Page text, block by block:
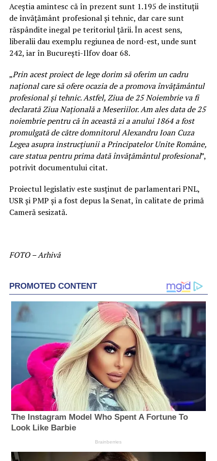
Aceştia amintesc că în prezent sunt 1.195 de instituţii
de învăţământ profesional şi tehnic, dar care sunt
răspândite inegal pe teritoriul ţării. În acest sens,
liberalii dau exemplu regiunea de nord-est, unde sunt
242, iar în Bucureşti-Ilfov doar 68.
„Prin acest proiect de lege dorim să oferim un cadru
naţional care să ofere ocazia de a promova învăţământul
profesional şi tehnic. Astfel, Ziua de 25 Noiembrie va fi
declarată Ziua Naţională a Meseriilor. Am ales data de 25
noiembrie pentru că în această zi a anului 1864 a fost
promulgată de către domnitorul Alexandru Ioan Cuza
Legea asupra instrucţiunii a Principatelor Unite Române,
care statua pentru prima dată învăţământul profesional”,
potrivit documentului citat.
Proiectul legislativ este susţinut de parlamentari PNL,
USR şi PMP şi a fost depus la Senat, în calitate de primă
Cameră sesizată.
FOTO – Arhivă